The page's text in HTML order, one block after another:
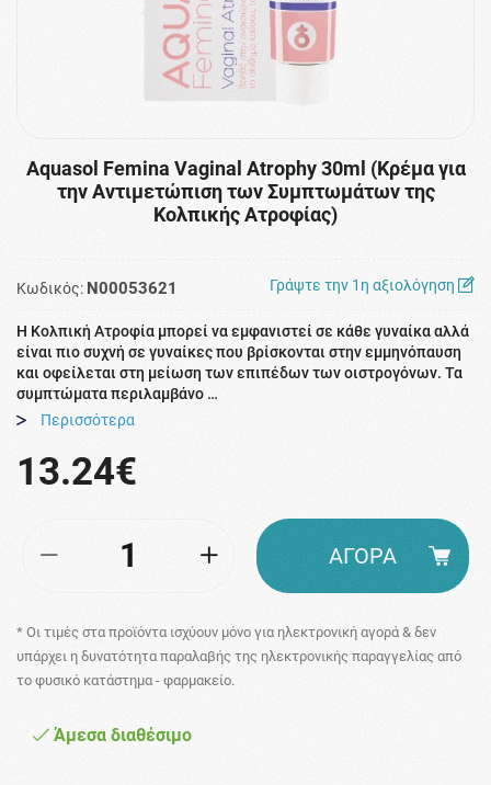
Aquasol Femina Vaginal Atrophy 30ml (Κρέμα για
την Αντιμετώπιση των Συμπτωμάτων της
Κολπικής Ατροφίας)
Κωδικός: N00053621 Γράψτε την 1η αξιολόγηση
Η Κολπική Ατροφία μπορεί να εμφανιστεί σε κάθε γυναίκα αλλά
είναι πιο συχνή σε γυναίκες που βρίσκονται στην εμμηνόπαυση
και οφείλεται στη μείωση των επιπέδων των οιστρογόνων. Τα
συμπτώματα περιλαμβάνο …
Περισσότερα
13.24€
* Οι τιμές στα προϊόντα ισχύουν μόνο για ηλεκτρονική αγορά & δεν
υπάρχει η δυνατότητα παραλαβής της ηλεκτρονικής παραγγελίας από
το φυσικό κατάστημα - φαρμακείο.
Άμεσα διαθέσιμο
ΑΓΟΡΑ